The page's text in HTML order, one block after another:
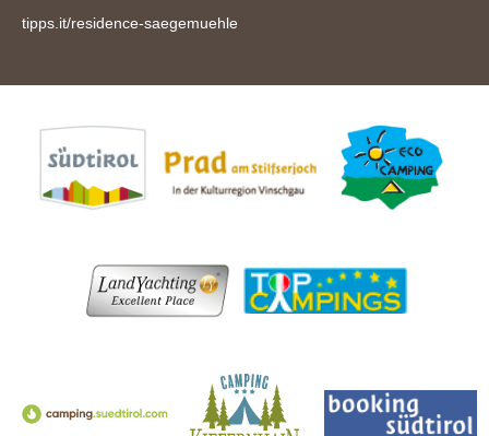
tipps.it/residence-saegemuehle